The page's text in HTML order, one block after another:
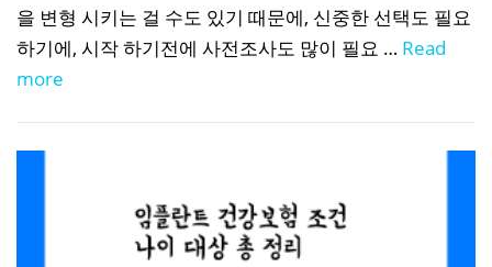
을 변형 시키는 걸 수도 있기 때문에, 신중한 선택도 필요
하기에, 시작 하기전에 사전조사도 많이 필요 … Read
more